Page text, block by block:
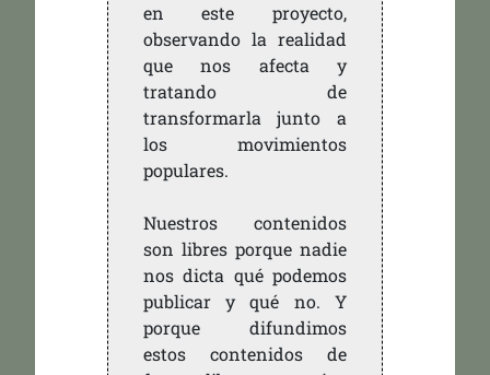
en este proyecto,
observando la realidad
que nos afecta y
tratando de
transformarla junto a
los movimientos
populares.
Nuestros contenidos
son libres porque nadie
nos dicta qué podemos
publicar y qué no. Y
porque difundimos
estos contenidos de